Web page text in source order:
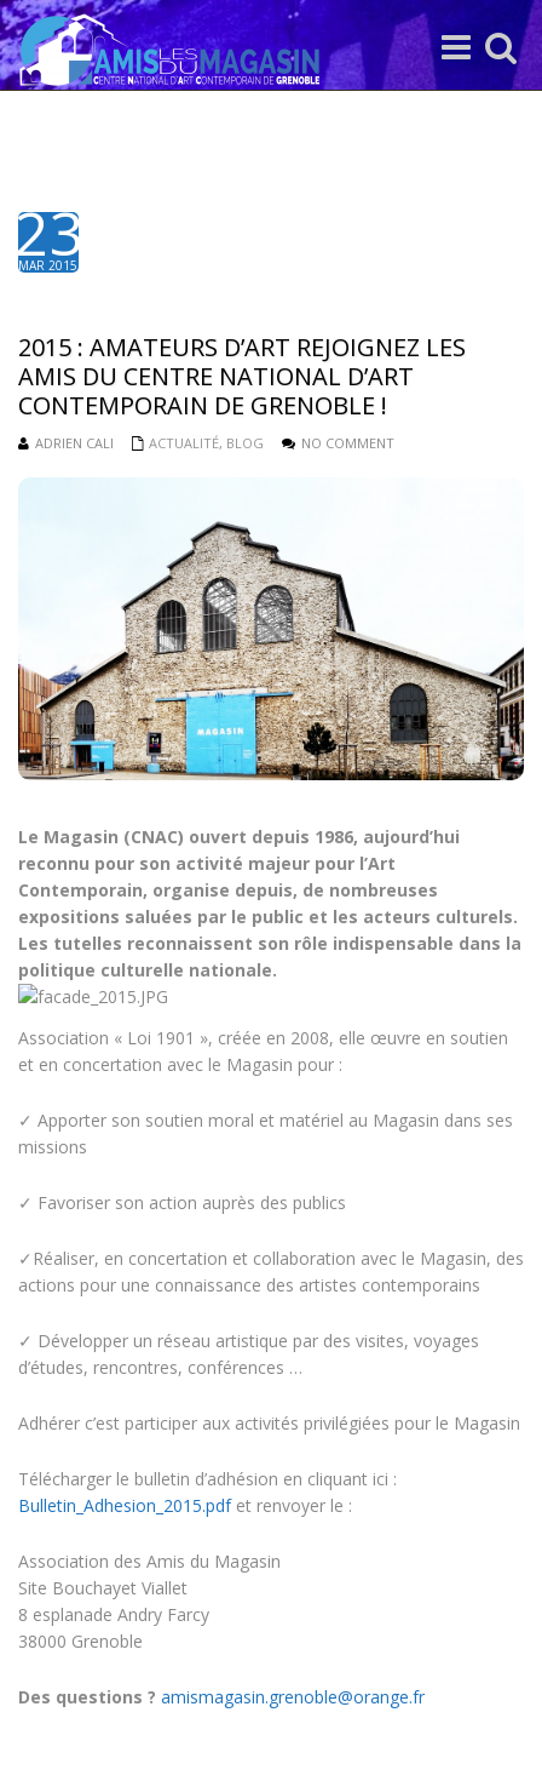
Toggle
search
Toggle
navigation
23
MAR 2015
2015 : AMATEURS D’ART REJOIGNEZ LES
AMIS DU CENTRE NATIONAL D’ART
CONTEMPORAIN DE GRENOBLE !
ADRIEN CALI ACTUALITÉ, BLOG NO COMMENT
Le Magasin (CNAC) ouvert depuis 1986, aujourd’hui
reconnu pour son activité majeur pour l’Art
Contemporain, organise depuis, de nombreuses
expositions saluées par le public et les acteurs culturels.
Les tutelles reconnaissent son rôle indispensable dans la
politique culturelle nationale.
Association « Loi 1901 », créée en 2008, elle œuvre en soutien
et en concertation avec le Magasin pour :
✓ Apporter son soutien moral et matériel au Magasin dans ses
missions
✓ Favoriser son action auprès des publics
✓Réaliser, en concertation et collaboration avec le Magasin, des
actions pour une connaissance des artistes contemporains
✓ Développer un réseau artistique par des visites, voyages
d’études, rencontres, conférences …
Adhérer c’est participer aux activités privilégiées pour le Magasin
Télécharger le bulletin d’adhésion en cliquant ici :
Bulletin_Adhesion_2015.pdfet renvoyer le :
Association des Amis du Magasin
Site Bouchayet Viallet
8 esplanade Andry Farcy
38000 Grenoble
Des questions ? amismagasin.grenoble@orange.fr